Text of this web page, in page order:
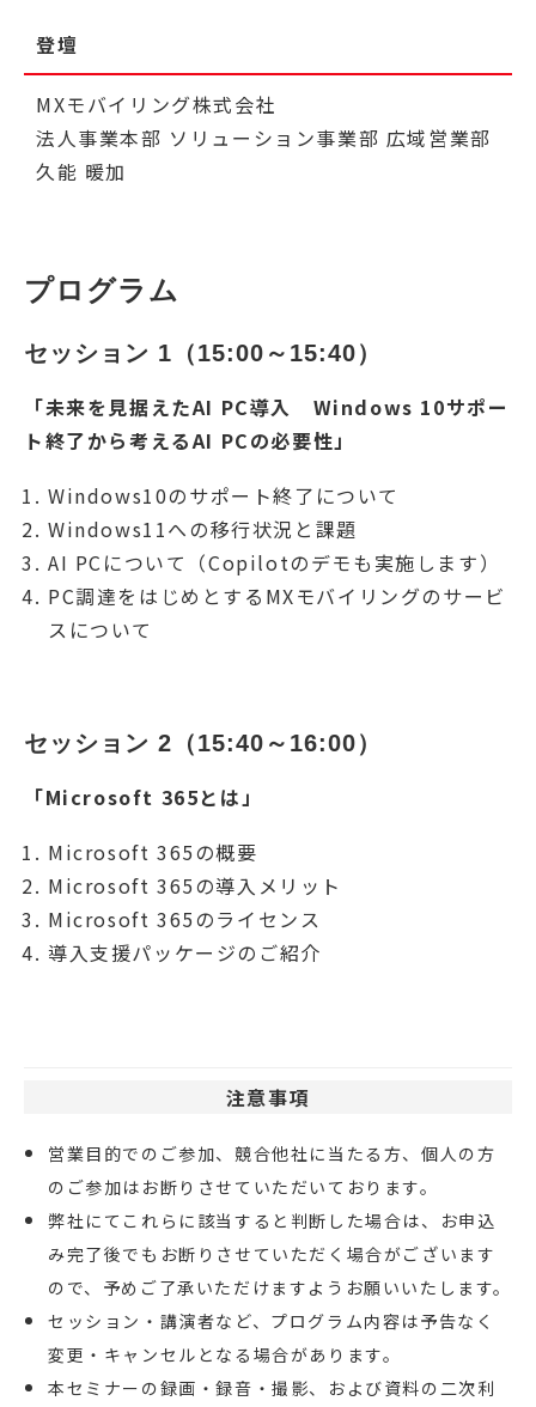
登壇
MXモバイリング株式会社
法人事業本部 ソリューション事業部 広域営業部
久能 暖加
プログラム
セッション 1（15:00～15:40）
「未来を見据えたAI PC導入 Windows 10サポー
ト終了から考えるAI PCの必要性」
Windows10のサポート終了について
Windows11への移行状況と課題
AI PCについて（Copilotのデモも実施します）
PC調達をはじめとするMXモバイリングのサービ
スについて
セッション 2（15:40～16:00）
「Microsoft 365とは」
Microsoft 365の概要
Microsoft 365の導入メリット
Microsoft 365のライセンス
導入支援パッケージのご紹介
注意事項
営業目的でのご参加、競合他社に当たる方、個人の方
のご参加はお断りさせていただいております。
弊社にてこれらに該当すると判断した場合は、お申込
み完了後でもお断りさせていただく場合がございます
ので、予めご了承いただけますようお願いいたします。
セッション・講演者など、プログラム内容は予告なく
変更・キャンセルとなる場合があります。
本セミナーの録画・録音・撮影、および資料の二次利